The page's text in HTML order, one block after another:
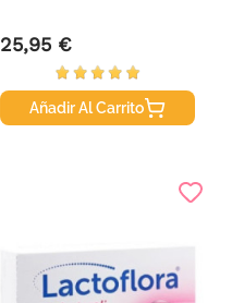
Precio
25,95 €
Añadir Al Carrito